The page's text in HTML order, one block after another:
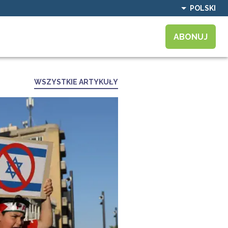
POLSKI
ABONUJ
WSZYSTKIE ARTYKUŁY